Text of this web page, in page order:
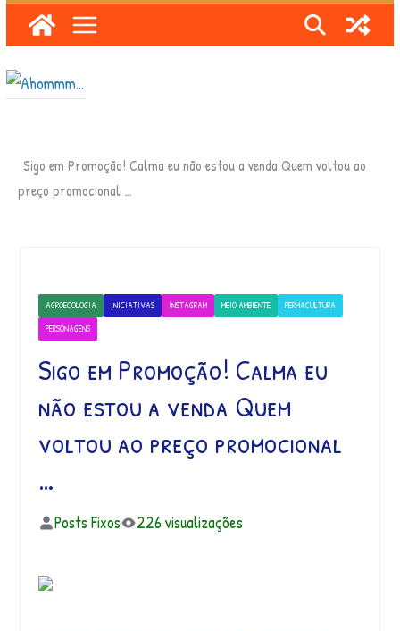
Skip
to
content
Sigo em Promoção! Calma eu não estou a venda Quem voltou ao
preço promocional …
AGROECOLOGIA INICIATIVAS INSTAGRAM MEIO AMBIENTE
PERMACULTURA
PERSONAGENS
Sigo em Promoção! Calma eu
não estou a venda Quem
voltou ao preço promocional
…
Posts Fixos 226 visualizações